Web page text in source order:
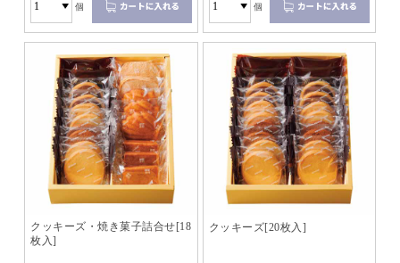
個 個
クッキーズ・焼き菓子詰合せ[18
枚入]
クッキーズ[20枚入]